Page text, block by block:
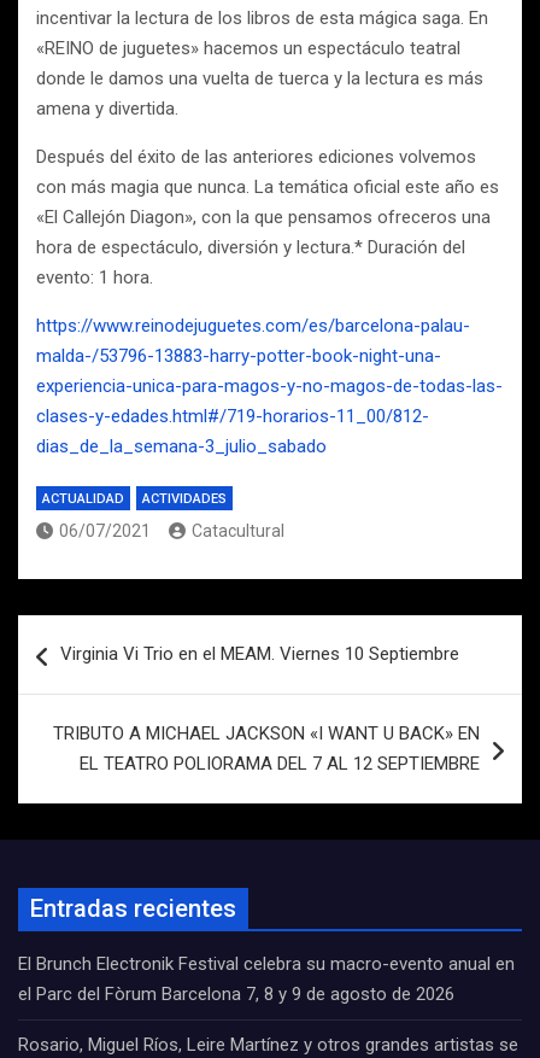
incentivar la lectura de los libros de esta mágica saga. En
«REINO de juguetes» hacemos un espectáculo teatral
donde le damos una vuelta de tuerca y la lectura es más
amena y divertida.
Después del éxito de las anteriores ediciones volvemos
con más magia que nunca. La temática oficial este año es
«El Callejón Diagon», con la que pensamos ofreceros una
hora de espectáculo, diversión y lectura.* Duración del
evento: 1 hora.
https://www.reinodejuguetes.com/es/barcelona-palau-
malda-/53796-13883-harry-potter-book-night-una-
experiencia-unica-para-magos-y-no-magos-de-todas-las-
clases-y-edades.html#/719-horarios-11_00/812-
dias_de_la_semana-3_julio_sabado
ACTUALIDAD ACTIVIDADES
06/07/2021 Catacultural
de
Virginia Vi Trio en el MEAM. Viernes 10 Septiembre
TRIBUTO A MICHAEL JACKSON «I WANT U BACK» EN
EL TEATRO POLIORAMA DEL 7 AL 12 SEPTIEMBRE
Entradas recientes
El Brunch Electronik Festival celebra su macro-evento anual en
el Parc del Fòrum Barcelona 7, 8 y 9 de agosto de 2026
Rosario, Miguel Ríos, Leire Martínez y otros grandes artistas se